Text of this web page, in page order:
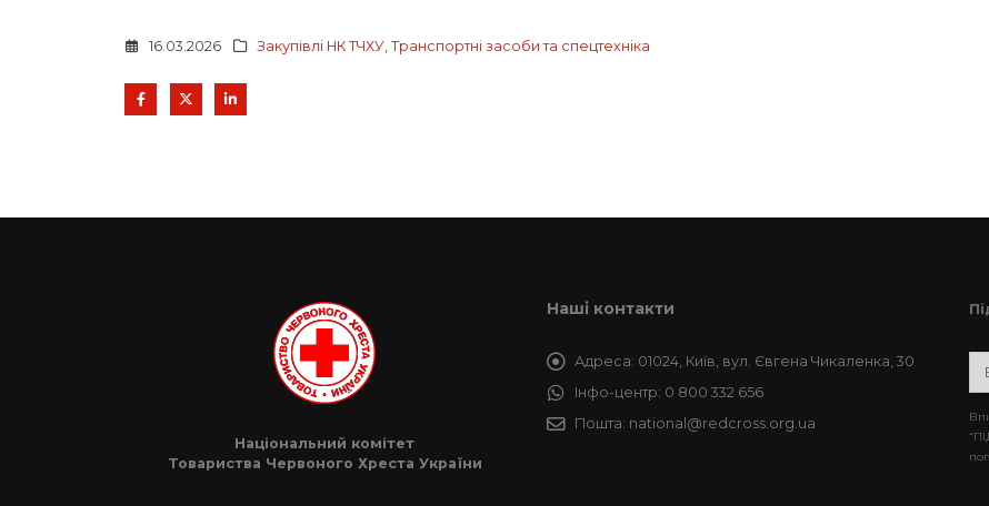
16.03.2026 Закупівлі НК ТЧХУ,Транспортні засоби та спецтехніка
Національний комітет
Товариства Червоного Хреста України
Наші контакти
Адреса: 01024, Київ, вул. Євгена Чикаленка, 30
Інфо-центр: 0 800 332 656
Пошта: national@redcross.org.ua